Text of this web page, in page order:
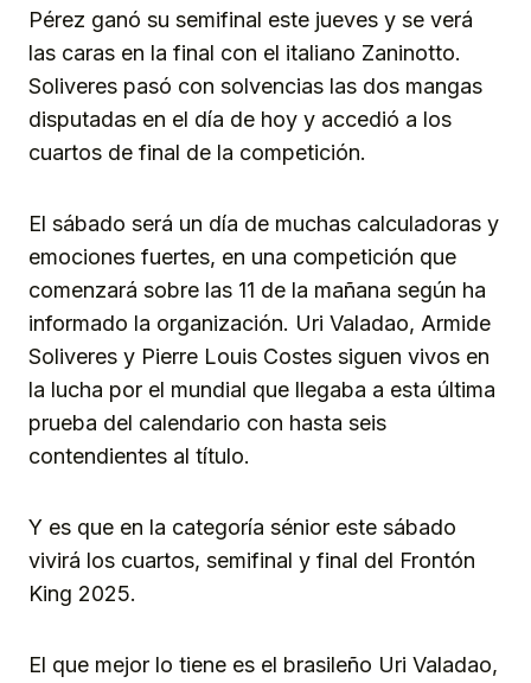
Pérez ganó su semifinal este jueves y se verá
las caras en la final con el italiano Zaninotto.
Soliveres pasó con solvencias las dos mangas
disputadas en el día de hoy y accedió a los
cuartos de final de la competición.
El sábado será un día de muchas calculadoras y
emociones fuertes, en una competición que
comenzará sobre las 11 de la mañana según ha
informado la organización. Uri Valadao, Armide
Soliveres y Pierre Louis Costes siguen vivos en
la lucha por el mundial que llegaba a esta última
prueba del calendario con hasta seis
contendientes al título.
Y es que en la categoría sénior este sábado
vivirá los cuartos, semifinal y final del Frontón
King 2025.
El que mejor lo tiene es el brasileño Uri Valadao,